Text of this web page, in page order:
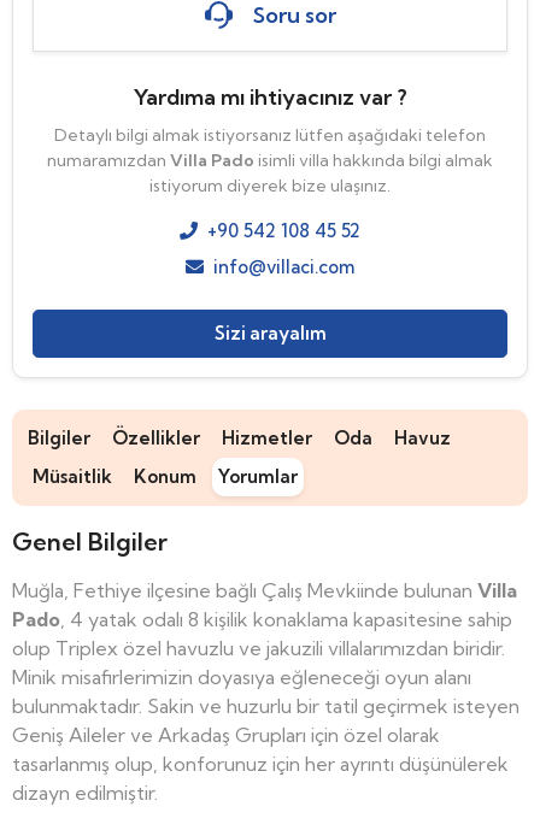
Bilgiler Özellikler Hizmetler Oda
Havuz
Müsaitlik
Konum Yorumlar
Genel Bilgiler
Muğla, Fethiye ilçesine bağlı Çalış Mevkiinde bulunan Villa
Pado, 4 yatak odalı 8 kişilik konaklama kapasitesine sahip
olup Triplex özel havuzlu ve jakuzili villalarımızdan biridir.
Minik misafirlerimizin doyasıya eğleneceği oyun alanı
bulunmaktadır. Sakin ve huzurlu bir tatil geçirmek isteyen
Geniş Aileler ve Arkadaş Grupları için özel olarak
tasarlanmış olup, konforunuz için her ayrıntı düşünülerek
dizayn edilmiştir.
Soru sor
Yardıma mı ihtiyacınız var ?
Detaylı bilgi almak istiyorsanız lütfen aşağıdaki telefon
numaramızdan Villa Pado isimli villa hakkında bilgi almak
istiyorum diyerek bize ulaşınız.
+90 542 108 45 52
info@villaci.com
Sizi arayalım